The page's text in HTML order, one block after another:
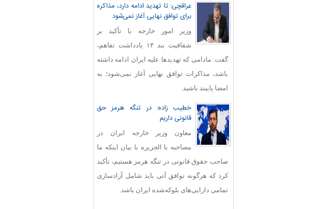
عراقچی: تا تهدید ادامه دارد، مذاکره
برای توافق نهایی آغاز نمی‌شود
وزیر امور خارجه با تأکید بر
شفافیت بند ۱۳ یادداشت تفاهم،
گفت: مادامی که تهدیدها علیه ایران ادامه داشته
باشد، مذاکرات توافق نهایی آغاز نمی‌شود؛ به
امضا پایبند باشید.
خطیب زاده: در تنگه هرمز حق
قانونی داریم
معاون وزیر خارجه ایران در
مصاحبه با الجزیره با بیان اینکه ما
صاحب حقوق قانونی در تنگه هرمز هستیم، تأکید
کرد که هرگونه توافق آتی باید شامل آزادسازی
تمامی دارایی‌های بلوکه‌شده ایران باشد.